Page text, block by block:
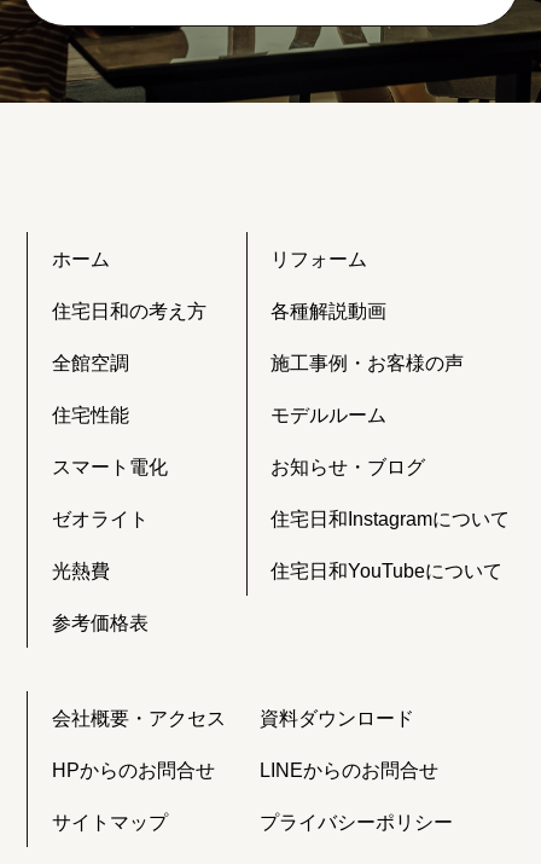
ホーム
住宅日和の考え方
全館空調
住宅性能
スマート電化
ゼオライト
光熱費
参考価格表
リフォーム
各種解説動画
施工事例・お客様の声
モデルルーム
お知らせ・ブログ
住宅日和Instagramについて
住宅日和YouTubeについて
会社概要・アクセス 資料ダウンロード
HPからのお問合せ LINEからのお問合せ
サイトマップ プライバシーポリシー